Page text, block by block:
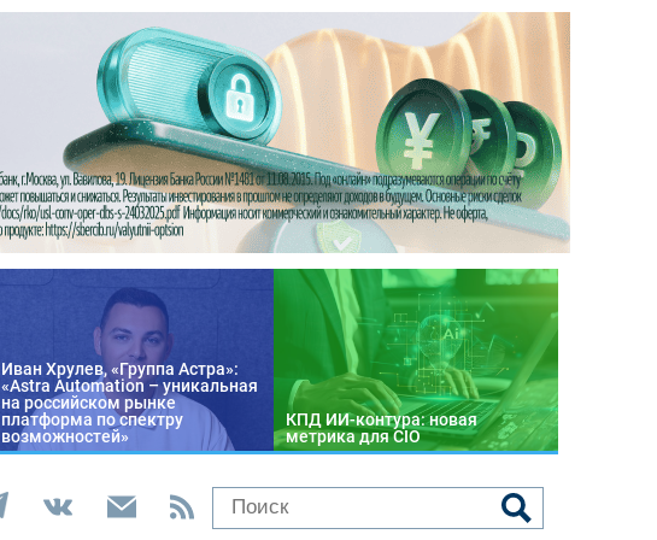
Иван Хрулев, «Группа Астра»:
«Astra Automation – уникальная
на российском рынке
платформа по спектру
возможностей»
КПД ИИ-контура: новая
метрика для CIO